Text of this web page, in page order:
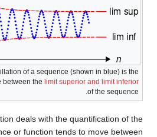
of a sequence (shown in blue) is the
between the limit superior and limit inferior
of the sequence.
deals with the quantification of the
or function tends to move between